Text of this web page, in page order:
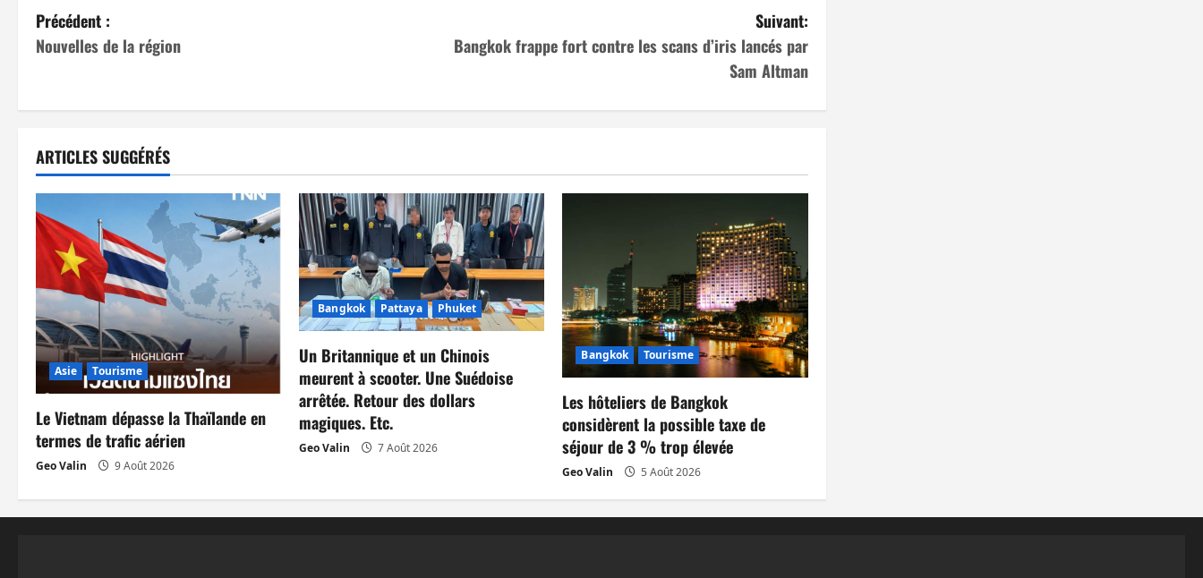
N
a
v
g
a
t
i
o
n
d
’
a
r
Précédent :
Nouvelles de la région
Suivant:
Bangkok frappe fort contre les scans d’iris lancés par
Sam Altman
ARTICLES SUGGÉRÉS
Asie Tourisme
Le Vietnam dépasse la Thaïlande en
termes de trafic aérien
Geo Valin 9 Août 2026
Bangkok Pattaya Phuket
Un Britannique et un Chinois
meurent à scooter. Une Suédoise
arrêtée. Retour des dollars
magiques. Etc.
Geo Valin 7 Août 2026
Bangkok Tourisme
Les hôteliers de Bangkok
considèrent la possible taxe de
séjour de 3 % trop élevée
Geo Valin 5 Août 2026